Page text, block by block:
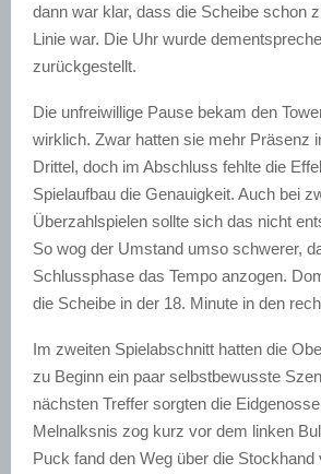
dann war klar, dass die Scheibe schon
Linie war. Die Uhr wurde
zurückgestellt.
Die unfreiwillige Pause bekam den
wirklich. Zwar hatten sie mehr Präsenz
Drittel, doch im Abschluss fehlte die
Spielaufbau die Genauigkeit. Auch bei
Überzahlspielen sollte sich das nicht
So wog der Umstand umso schwerer,
Schlussphase das Tempo anzogen.
die Scheibe in der 18. Minute in den
Im zweiten Spielabschnitt hatten die
zu Beginn ein paar selbstbewusste
nächsten Treffer sorgten die
Melnalksnis zog kurz vor dem linken
Puck fand den Weg über die Stockhand